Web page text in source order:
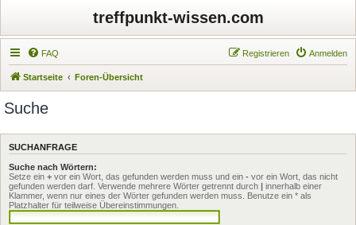
treffpunkt-wissen.com
FAQ Anmelden
Registrieren
Startseite Foren-Übersicht
Suche
SUCHANFRAGE
Suche nach Wörtern:
Setze ein + vor ein Wort, das gefunden werden muss und ein - vor ein Wort, das nicht
gefunden werden darf. Verwende mehrere Wörter getrennt durch | innerhalb einer
Klammer, wenn nur eines der Wörter gefunden werden muss. Benutze ein * als
Platzhalter für teilweise Übereinstimmungen.